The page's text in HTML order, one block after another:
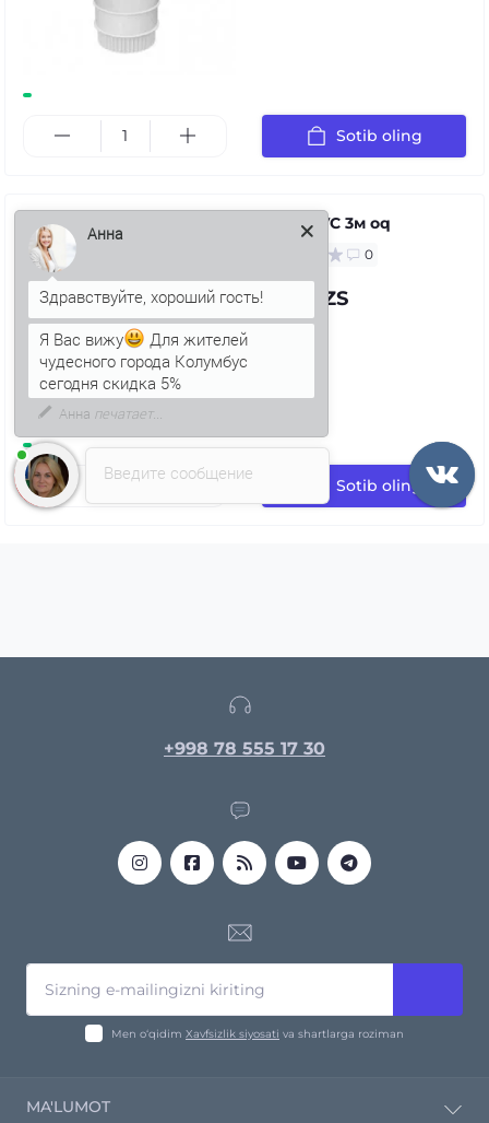
Sotib oling
Quvur PVC 3м oq
0
71.97 UZS
Sotib oling
+998 78 555 17 30
Men o‘qidim Xavfsizlik siyosati va shartlarga roziman
MA'LUMOT
Введите сообщение
Здравствуйте, хороший гость!
Я Вас вижу
Для жителей
чудесного города Колумбус
сегодня скидка 5%